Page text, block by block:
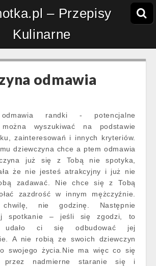
– Przepisy
Kulinarne
odmawia
odmawia randki - potencjalne
można wyszukiwać na podstawie
zainteresowań i innych kryteriów.
dziewczyna chce a ptem odmawia
już się z Tobą nie spotyka,
że nie jesteś atrakcyjny i już nie
zadawać. Nie chce się z Tobą
zazdrość w innym mężczyźnie.
nie godzinę. Następnie
spotkanie – jeśli się zgodzi, to
udało ci się odbudować jej
A nie robią ze swoich dziewczyn
swojego życia.Nie ma więc co się
przez nadmierne staranie się i